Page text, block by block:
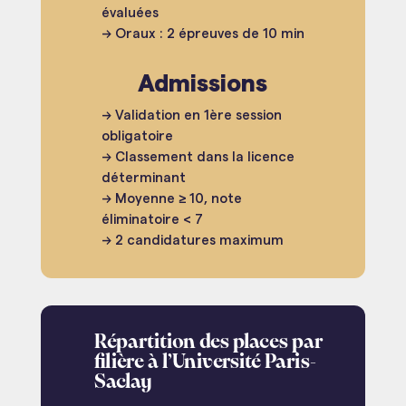
évaluées
→ Oraux : 2 épreuves de 10 min
Admissions
→ Validation en 1ère session
obligatoire
→ Classement dans la licence
déterminant
→ Moyenne ≥ 10, note
éliminatoire < 7
→ 2 candidatures maximum
Répartition des places par
filière à l’Université Paris-
Saclay